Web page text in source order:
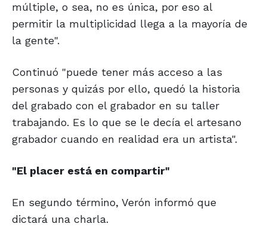
múltiple, o sea, no es única, por eso al
permitir la multiplicidad llega a la mayoría de
la gente".
Continuó "puede tener más acceso a las
personas y quizás por ello, quedó la historia
del grabado con el grabador en su taller
trabajando. Es lo que se le decía el artesano
grabador cuando en realidad era un artista".
"El placer está en compartir"
En segundo término, Verón informó que
dictará una charla.